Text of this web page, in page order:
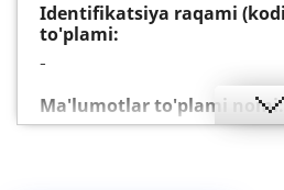
Identifikatsiya raqami
to'plami:
-
Ma'lumotlar to'plami nomi:
Qabul qilish kunlari va